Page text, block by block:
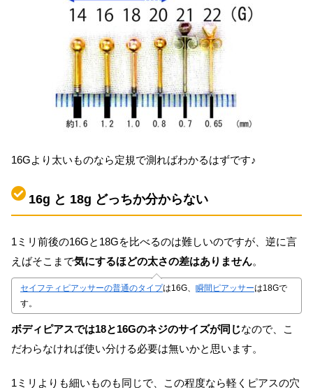
16Gより太いものなら定規で測ればわかるはずです♪
16g と 18g どっちか分からない
1ミリ前後の16Gと18Gを比べるのは難しいのですが、逆に言
えばそこまで気にするほどの太さの差はありません。
セイフティピアッサーの普通のタイプは16G、 瞬間ピアッサーは18Gで
す。
ボディピアスでは18と16Gのネジのサイズが同じなので、こ
だわらなければ使い分ける必要は無いかと思います。
1ミリよりも細いものも同じで、この程度なら軽くピアスの穴